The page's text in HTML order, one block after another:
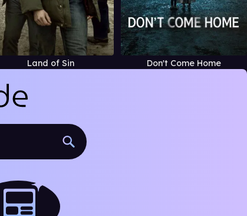
Land of Sin Don't Come Home